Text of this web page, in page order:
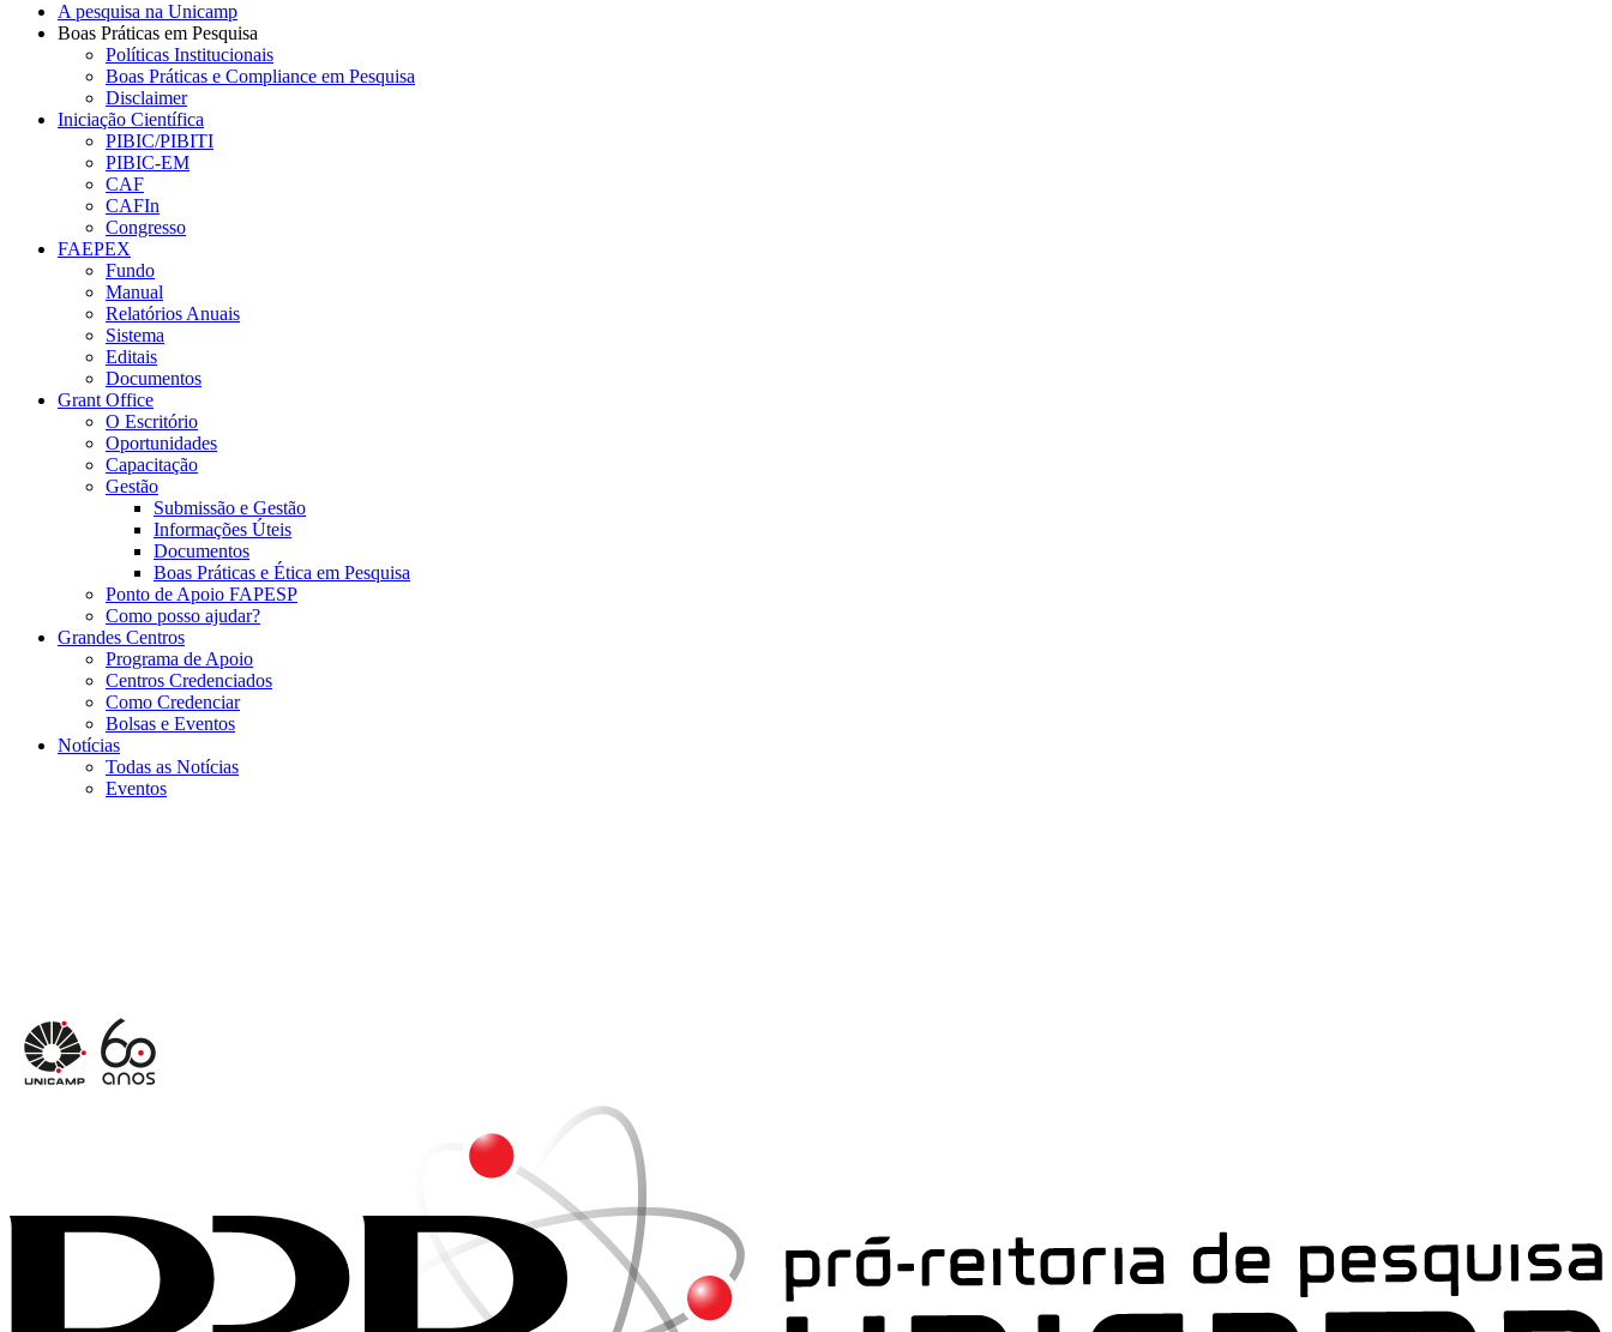
A pesquisa na Unicamp
Boas Práticas em Pesquisa
Políticas Institucionais
Boas Práticas e Compliance em Pesquisa
Disclaimer
Iniciação Científica
PIBIC/PIBITI
PIBIC-EM
CAF
CAFIn
Congresso
FAEPEX
Fundo
Manual
Relatórios Anuais
Sistema
Editais
Documentos
Grant Office
O Escritório
Oportunidades
Capacitação
Gestão
Submissão e Gestão
Informações Úteis
Documentos
Boas Práticas e Ética em Pesquisa
Ponto de Apoio FAPESP
Como posso ajudar?
Grandes Centros
Programa de Apoio
Centros Credenciados
Como Credenciar
Bolsas e Eventos
Notícias
Todas as Notícias
Eventos